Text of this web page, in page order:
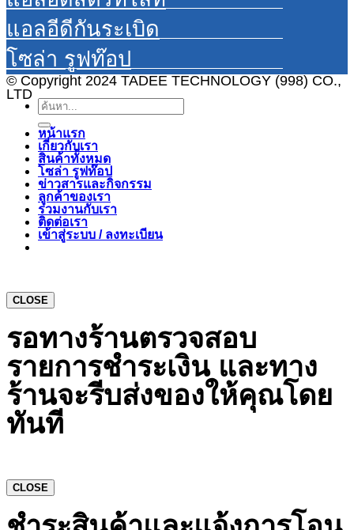
แอลอีดีกันระเบิด
โซล่า รูฟท๊อป
© Copyright 2024 TADEE TECHNOLOGY (998) CO.,
LTD
ค้นหา:
หน้าแรก
เกี่ยวกับเรา
สินค้าทั้งหมด
โซล่า รูฟท๊อป
ข่าวสารและกิจกรรม
ลูกค้าของเรา
ร่วมงานกับเรา
ติดต่อเรา
เข้าสู่ระบบ / ลงทะเบียน
CLOSE
รอทางร้านตรวจสอบ
รายการชำระเงิน และทาง
ร้านจะรีบส่งของให้คุณโดย
ทันที
CLOSE